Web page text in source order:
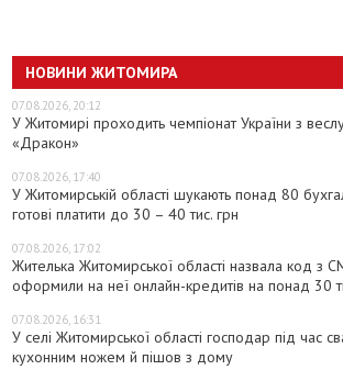
НОВИНИ ЖИТОМИРА
07.08.2026, 20:12
У Житомирі проходить чемпіонат України з
«Дракон»
07.08.2026, 17:40
У Житомирській області шукають понад 80
готові платити до 30 – 40 тис. грн
07.08.2026, 17:02
Жителька Житомирської області назвала код з
оформили на неї онлайн-кредитів на понад 30
07.08.2026, 16:31
У селі Житомирської області господар під час
кухонним ножем й пішов з дому